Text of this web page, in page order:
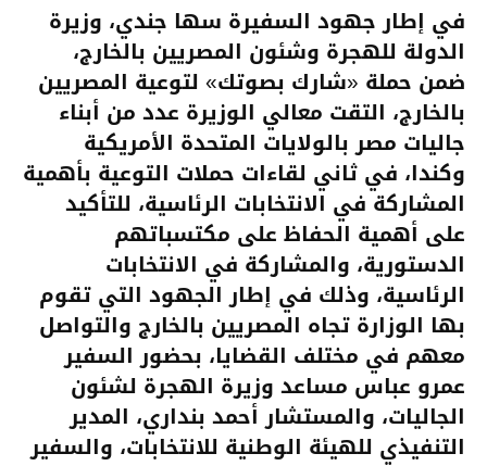
في إطار جهود السفيرة سها جندي، وزيرة
الدولة للهجرة وشئون المصريين بالخارج،
ضمن حملة «شارك بصوتك» لتوعية المصريين
بالخارج، التقت معالي الوزيرة عدد من أبناء
جاليات مصر بالولايات المتحدة الأمريكية
وكندا، في ثاني لقاءات حملات التوعية بأهمية
المشاركة في الانتخابات الرئاسية، للتأكيد
على أهمية الحفاظ على مكتسباتهم
الدستورية، والمشاركة في الانتخابات
الرئاسية، وذلك في إطار الجهود التي تقوم
بها الوزارة تجاه المصريين بالخارج والتواصل
معهم في مختلف القضايا، بحضور السفير
عمرو عباس مساعد وزيرة الهجرة لشئون
الجاليات، والمستشار أحمد بنداري، المدير
التنفيذي للهيئة الوطنية للانتخابات، والسفير